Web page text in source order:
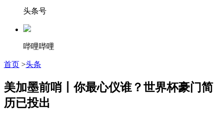
头条号
哔哩哔哩
首页 >头条
美加墨前哨丨你最心仪谁？世界杯豪门简
历已投出